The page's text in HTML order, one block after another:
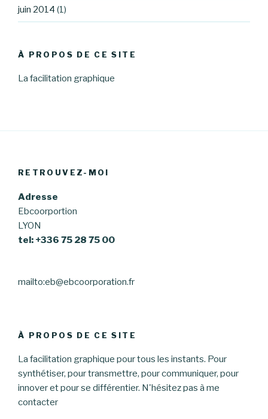
juin 2014 (1)
À PROPOS DE CE SITE
La facilitation graphique
RETROUVEZ-MOI
Adresse
Ebcoorportion
LYON
tel: +336 75 28 75 00
mailto:eb@ebcoorporation.fr
À PROPOS DE CE SITE
La facilitation graphique pour tous les instants. Pour
synthétiser, pour transmettre, pour communiquer, pour
innover et pour se différentier. N'hésitez pas à me
contacter